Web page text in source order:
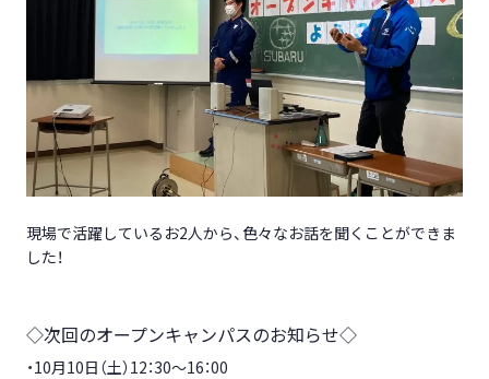
現場で活躍しているお2人から、色々なお話を聞くことができま
した！
◇次回のオープンキャンパスのお知らせ◇
・10月10日（土） 12：30～16：00